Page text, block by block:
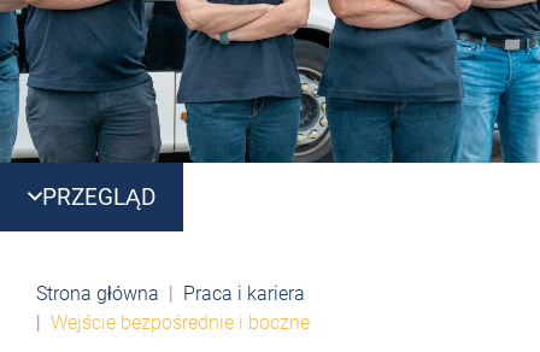
PRZEGLĄD
Strona główna
Praca i kariera
Wejście bezpośrednie i boczne